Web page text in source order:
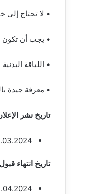
• لا تحتاج
• يجب أن تكون على
• اللياقة البدنية
• معرفة جيدة
تاريخ نشر
تاريخ انتهاء